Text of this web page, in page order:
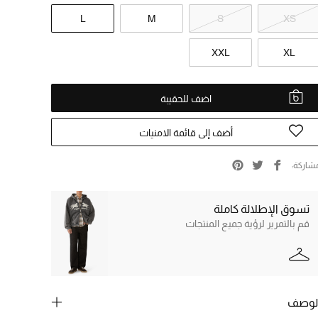
XS
S
M
L
XL
XXL
اضف للحقيبة
أضف إلى قائمة الامنيات
تسوق الإطلالة كاملة
قم بالتمرير لرؤية جميع المنتجات